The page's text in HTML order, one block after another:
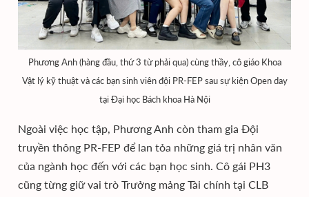
Phương Anh (hàng đầu, thứ 3 từ phải qua) cùng thầy, cô giáo Khoa
Vật lý kỹ thuật và các bạn sinh viên đội PR-FEP sau sự kiện Open day
tại Đại học Bách khoa Hà Nội
Ngoài việc học tập, Phương Anh còn tham gia Đội
truyền thông PR-FEP để lan tỏa những giá trị nhân văn
của ngành học đến với các bạn học sinh. Cô gái PH3
cũng từng giữ vai trò Trưởng mảng Tài chính tại CLB